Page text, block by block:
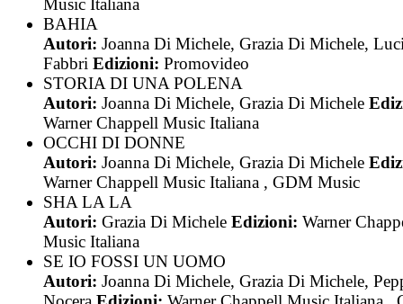
Music Italiana
BAHIA
Autori: Joanna Di Michele, Grazia Di Michele,
Fabbri Edizioni: Promovideo
STORIA DI UNA POLENA
Autori: Joanna Di Michele, Grazia Di Michele
Warner Chappell Music Italiana
OCCHI DI DONNE
Autori: Joanna Di Michele, Grazia Di Michele
Warner Chappell Music Italiana , GDM Music
SHA LA LA
Autori: Grazia Di Michele Edizioni: Warner
Music Italiana
SE IO FOSSI UN UOMO
Autori: Joanna Di Michele, Grazia Di Michele,